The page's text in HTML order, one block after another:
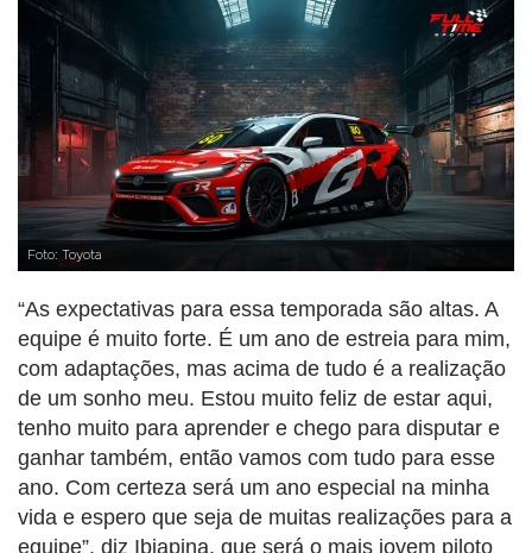
Foto: Toyota
“As expectativas para essa temporada são altas. A
equipe é muito forte. É um ano de estreia para mim,
com adaptações, mas acima de tudo é a realização
de um sonho meu. Estou muito feliz de estar aqui,
tenho muito para aprender e chego para disputar e
ganhar também, então vamos com tudo para esse
ano. Com certeza será um ano especial na minha
vida e espero que seja de muitas realizações para a
equipe”, diz Ibiapina, que será o mais jovem piloto